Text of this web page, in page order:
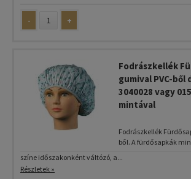
- +
Fodrászkellék
gumival PVC-ből
3040028 vagy
mintával
Fodrászkellék
ből. A fürdősapkák
színe időszakonként váltózó, a...
Részletek »